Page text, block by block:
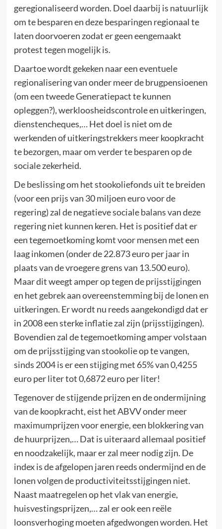
geregionaliseerd worden. Doel daarbij is natuurlijk
om te besparen en deze besparingen regionaal te
laten doorvoeren zodat er geen eengemaakt
protest tegen mogelijk is.
Daartoe wordt gekeken naar een eventuele
regionalisering van onder meer de brugpensioenen
(om een tweede Generatiepact te kunnen
opleggen?), werkloosheidscontrole en uitkeringen,
dienstencheques,… Het doel is niet om de
werkenden of uitkeringstrekkers meer koopkracht
te bezorgen, maar om verder te besparen op de
sociale zekerheid.
De beslissing om het stookoliefonds uit te breiden
(voor een prijs van 30 miljoen euro voor de
regering) zal de negatieve sociale balans van deze
regering niet kunnen keren. Het is positief dat er
een tegemoetkoming komt voor mensen met een
laag inkomen (onder de 22.873 euro per jaar in
plaats van de vroegere grens van 13.500 euro).
Maar dit weegt amper op tegen de prijsstijgingen
en het gebrek aan overeenstemming bij de lonen en
uitkeringen. Er wordt nu reeds aangekondigd dat er
in 2008 een sterke inflatie zal zijn (prijsstijgingen).
Bovendien zal de tegemoetkoming amper volstaan
om de prijsstijging van stookolie op te vangen,
sinds 2004 is er een stijging met 65% van 0,4255
euro per liter tot 0,6872 euro per liter!
Tegenover de stijgende prijzen en de ondermijning
van de koopkracht, eist het ABVV onder meer
maximumprijzen voor energie, een blokkering van
de huurprijzen,… Dat is uiteraard allemaal positief
en noodzakelijk, maar er zal meer nodig zijn. De
index is de afgelopen jaren reeds ondermijnd en de
lonen volgen de productiviteitsstijgingen niet.
Naast maatregelen op het vlak van energie,
huisvestingsprijzen,… zal er ook een reële
loonsverhoging moeten afgedwongen worden. Het